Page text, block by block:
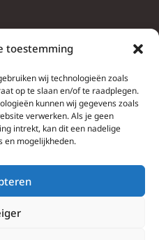
toestemming
wij technologieën zoals
op te slaan en/of te raadplegen.
kunnen wij gegevens zoals
verwerken. Als je geen
intrekt, kan dit een nadelige
en mogelijkheden.